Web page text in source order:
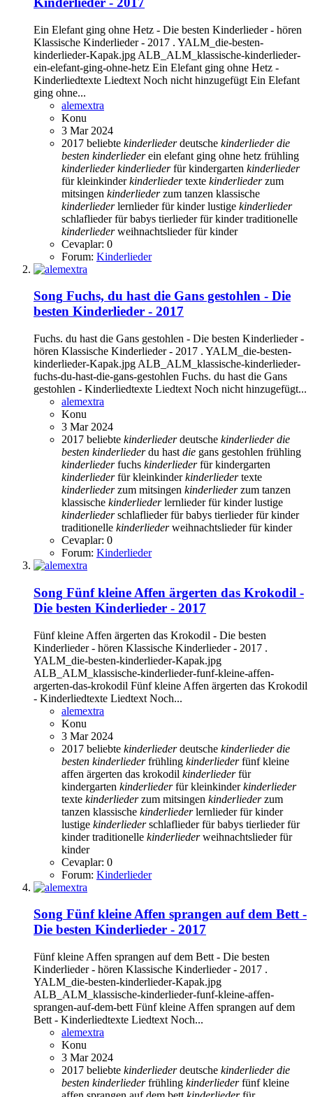
Ein Elefant ging ohne Hetz - Die besten Kinderlieder - hören
Klassische Kinderlieder - 2017 . YALM_die-besten-
kinderlieder-Kapak.jpg ALB_ALM_klassische-kinderlieder-
ein-elefant-ging-ohne-hetz Ein Elefant ging ohne Hetz -
Kinderliedtexte Liedtext Noch nicht hinzugefügt Ein Elefant
ging ohne...
alemextra
Konu
3 Mar 2024
2017 beliebte kinderlieder deutsche kinderlieder die
besten kinderlieder ein elefant ging ohne hetz frühling
kinderlieder kinderliederfür kindergarten kinderlieder
für kleinkinderkinderliedertexte kinderliederzum
mitsingen kinderliederzum tanzen klassische
kinderlieder lernlieder für kinderlustige kinderlieder
schlaflieder für babys tierlieder für kindertraditionelle
kinderlieder weihnachtslieder für kinder
Cevaplar: 0
Forum: Kinderlieder
Song Fuchs, du hast die Gans gestohlen - Die
besten Kinderlieder - 2017
Fuchs. du hast die Gans gestohlen - Die besten Kinderlieder -
hören Klassische Kinderlieder - 2017 . YALM_die-besten-
kinderlieder-Kapak.jpg ALB_ALM_klassische-kinderlieder-
fuchs-du-hast-die-gans-gestohlen Fuchs. du hast die Gans
gestohlen - Kinderliedtexte Liedtext Noch nicht hinzugefügt...
alemextra
Konu
3 Mar 2024
2017 beliebte kinderlieder deutsche kinderlieder die
besten kinderlieder du hast die gans gestohlen frühling
kinderlieder fuchs kinderliederfür kindergarten
kinderliederfür kleinkinderkinderliedertexte
kinderliederzum mitsingen kinderliederzum tanzen
klassische kinderlieder lernlieder für kinderlustige
kinderlieder schlaflieder für babys tierlieder für kinder
traditionelle kinderlieder weihnachtslieder für kinder
Cevaplar: 0
Forum: Kinderlieder
Song Fünf kleine Affen ärgerten das Krokodil -
Die besten Kinderlieder - 2017
Fünf kleine Affen ärgerten das Krokodil - Die besten
Kinderlieder - hören Klassische Kinderlieder - 2017 .
YALM_die-besten-kinderlieder-Kapak.jpg
ALB_ALM_klassische-kinderlieder-funf-kleine-affen-
argerten-das-krokodil Fünf kleine Affen ärgerten das Krokodil
- Kinderliedtexte Liedtext Noch...
alemextra
Konu
3 Mar 2024
2017 beliebte kinderlieder deutsche kinderlieder die
besten kinderlieder frühling kinderlieder fünf kleine
affen ärgerten das krokodil kinderliederfür
kindergarten kinderliederfür kleinkinderkinderlieder
texte kinderliederzum mitsingen kinderliederzum
tanzen klassische kinderlieder lernlieder für kinder
lustige kinderlieder schlaflieder für babys tierlieder für
kindertraditionelle kinderlieder weihnachtslieder für
kinder
Cevaplar: 0
Forum: Kinderlieder
Song Fünf kleine Affen sprangen auf dem Bett -
Die besten Kinderlieder - 2017
Fünf kleine Affen sprangen auf dem Bett - Die besten
Kinderlieder - hören Klassische Kinderlieder - 2017 .
YALM_die-besten-kinderlieder-Kapak.jpg
ALB_ALM_klassische-kinderlieder-funf-kleine-affen-
sprangen-auf-dem-bett Fünf kleine Affen sprangen auf dem
Bett - Kinderliedtexte Liedtext Noch...
alemextra
Konu
3 Mar 2024
2017 beliebte kinderlieder deutsche kinderlieder die
besten kinderlieder frühling kinderlieder fünf kleine